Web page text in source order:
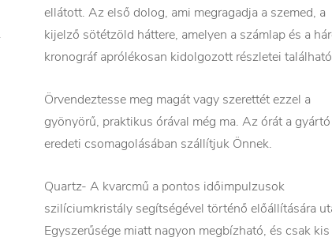
ellátott. Az első dolog, ami megragadja a szemed, a
kijelző sötétzöld háttere, amelyen a számlap és a
kronográf aprólékosan kidolgozott részletei
Örvendeztesse meg magát vagy szerettét ezzel a
gyönyörű, praktikus órával még ma. Az órát a gyártó
eredeti csomagolásában szállítjuk Önnek.
Quartz- A kvarcmű a pontos időimpulzusok
szilíciumkristály segítségével történő előállítására
Egyszerűsége miatt nagyon megbízható, és csak kis